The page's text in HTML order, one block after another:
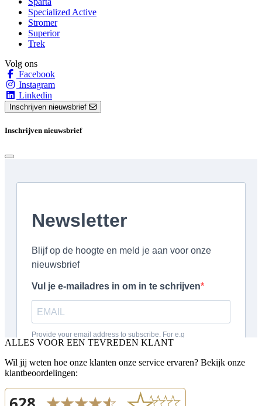
Specialized Active
Stromer
Superior
Trek
Volg ons
Facebook
Instagram
Linkedin
Inschrijven nieuwsbrief
Inschrijven nieuwsbrief
ALLES VOOR EEN TEVREDEN KLANT
Wil jij weten hoe onze klanten onze service ervaren? Bekijk onze
klantbeoordelingen: